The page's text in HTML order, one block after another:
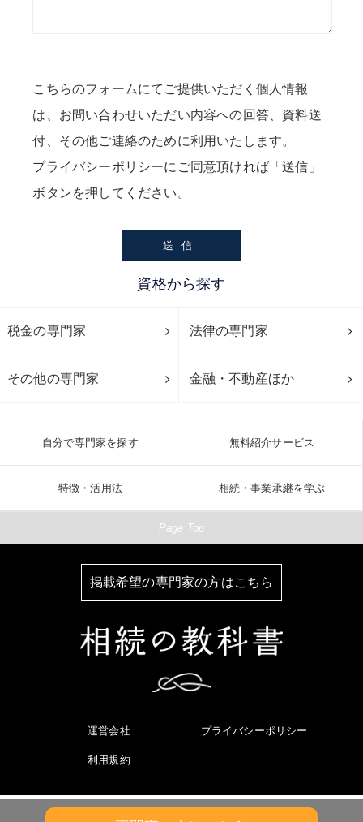
こちらのフォームにてご提供いただく個人情報
は、お問い合わせいただい内容への回答、資料送
付、その他ご連絡のために利用いたします。
プライバシーポリシーにご同意頂ければ「送信」
ボタンを押してください。
資格から探す
税金の専門家 法律の専門家
その他の専門家 金融・不動産ほか
自分で専門家を探す 無料紹介サービス
特徴・活用法 相続・事業承継を学ぶ
Page Top
掲載希望の専門家の方はこちら
運営会社 プライバシーポリシー
利用規約